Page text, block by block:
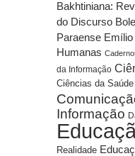
Bakhtiniana:
do Discurso
Paraense
Humanas
da Informação
Ciências da Saúde
Informação
Realidade